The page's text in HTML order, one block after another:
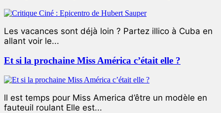
Les vacances sont déjà loin ? Partez illico à Cuba en
allant voir le...
Et si la prochaine Miss América c’était elle ?
ll est temps pour Miss America d’être un modèle en
fauteuil roulant Elle est...